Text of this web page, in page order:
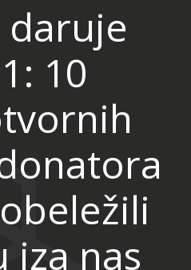
daruje
10
iza nas